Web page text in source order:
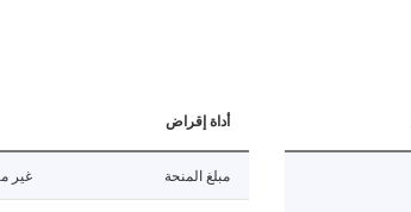
أداة إقراض
مبلغ المنحة غير